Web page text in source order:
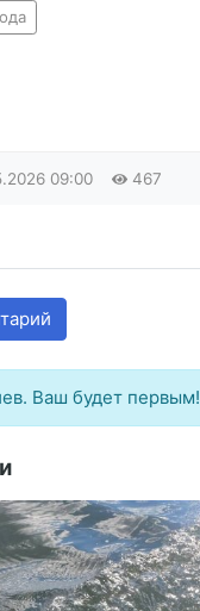
09:00 467
Ваш будет первым!